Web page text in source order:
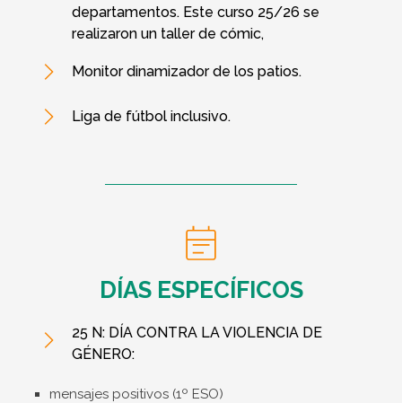
departamentos. Este curso 25/26 se
realizaron un taller de cómic,
Monitor dinamizador de los patios.
Liga de fútbol inclusivo.
DÍAS ESPECÍFICOS
25 N: DÍA CONTRA LA VIOLENCIA DE
GÉNERO:
mensajes positivos (1º ESO)